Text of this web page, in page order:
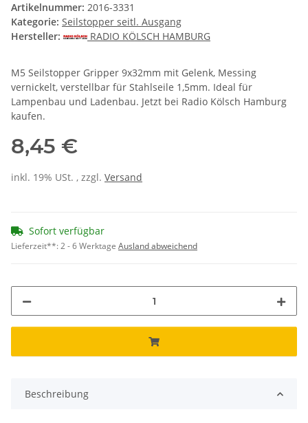
Artikelnummer: 2016-3331
Kategorie: Seilstopper seitl. Ausgang
Hersteller:
RADIO KÖLSCH HAMBURG
M5 Seilstopper Gripper 9x32mm mit Gelenk, Messing
vernickelt, verstellbar für Stahlseile 1,5mm. Ideal für
Lampenbau und Ladenbau. Jetzt bei Radio Kölsch Hamburg
kaufen.
8,45 €
inkl. 19% USt. , zzgl. Versand
Sofort verfügbar
Lieferzeit**:2 - 6 Werktage Ausland abweichend
Beschreibung